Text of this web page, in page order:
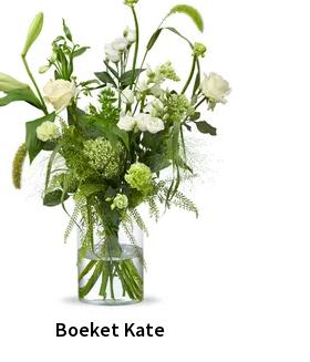
Boeket Kate